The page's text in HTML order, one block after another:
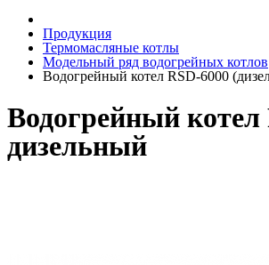
Продукция
Термомасляные котлы
Модельный ряд водогрейных котлов
Водогрейный котел RSD-6000
Водогрейный котел
дизельный